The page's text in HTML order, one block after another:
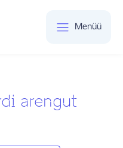
Menüü
arengut